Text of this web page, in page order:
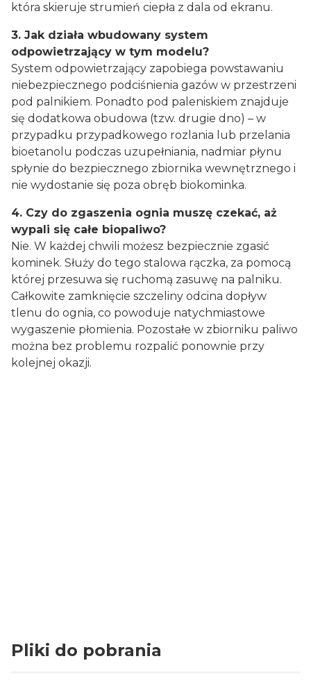
która skieruje strumień ciepła z dala od ekranu.
3. Jak działa wbudowany system
odpowietrzający w tym modelu?
System odpowietrzający zapobiega powstawaniu
niebezpiecznego podciśnienia gazów w przestrzeni
pod palnikiem. Ponadto pod paleniskiem znajduje
się dodatkowa obudowa (tzw. drugie dno) – w
przypadku przypadkowego rozlania lub przelania
bioetanolu podczas uzupełniania, nadmiar płynu
spłynie do bezpiecznego zbiornika wewnętrznego i
nie wydostanie się poza obręb biokominka.
4. Czy do zgaszenia ognia muszę czekać, aż
wypali się całe biopaliwo?
Nie. W każdej chwili możesz bezpiecznie zgasić
kominek. Służy do tego stalowa rączka, za pomocą
której przesuwa się ruchomą zasuwę na palniku.
Całkowite zamknięcie szczeliny odcina dopływ
tlenu do ognia, co powoduje natychmiastowe
wygaszenie płomienia. Pozostałe w zbiorniku paliwo
można bez problemu rozpalić ponownie przy
kolejnej okazji.
Pliki do pobrania